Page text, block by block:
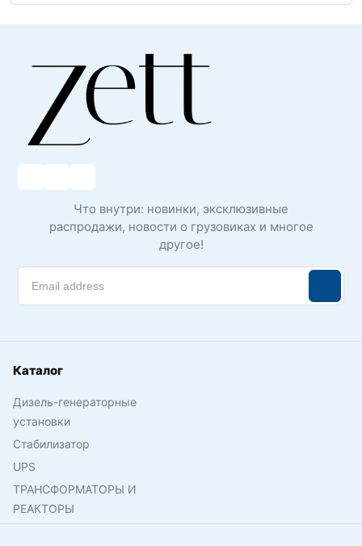
Что внутри: новинки, эксклюзивные
распродажи, новости о грузовиках и многое
другое!
Каталог
Дизель-генераторные
установки
Стабилизатор
UPS
ТРАНСФОРМАТОРЫ И
РЕАКТОРЫ